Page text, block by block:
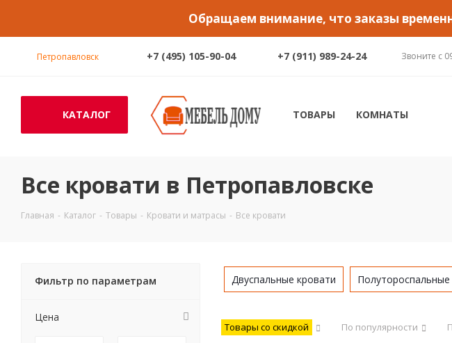
Обращаем внимание, что заказы
Петропавловск +7 (495) 105-90-04 +7 (911) 989-24-24 Звоните с
КАТАЛОГ ТОВАРЫ КОМНАТЫ
Все кровати в Петропавловске
Главная - Каталог - Товары - Кровати и матрасы - Все кровати
Двуспальные кровати Полутороспальные
Товары со скидкой По популярности
Фильтр по параметрам
Цена